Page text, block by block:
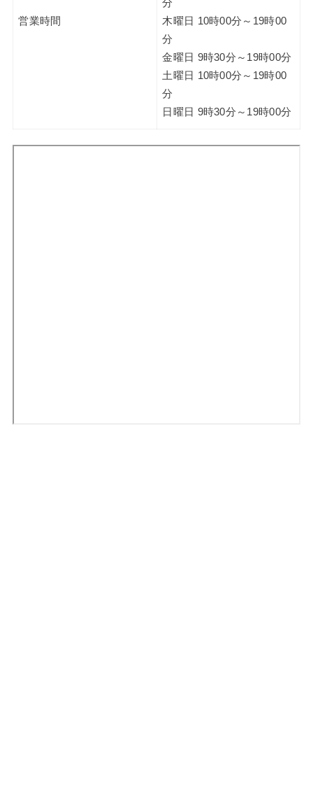
営業時間
分
木曜日 10時00分～19時00
分
金曜日 9時30分～19時00分
土曜日 10時00分～19時00
分
日曜日 9時30分～19時00分